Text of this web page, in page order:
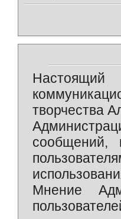
творчества
сообщений,
Мнение